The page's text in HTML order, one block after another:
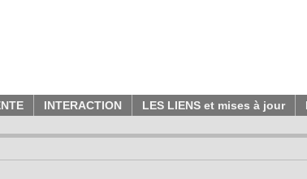
INTERACTION LES LIENS et mises à jour